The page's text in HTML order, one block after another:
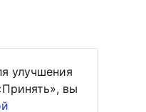
улучшения
вы